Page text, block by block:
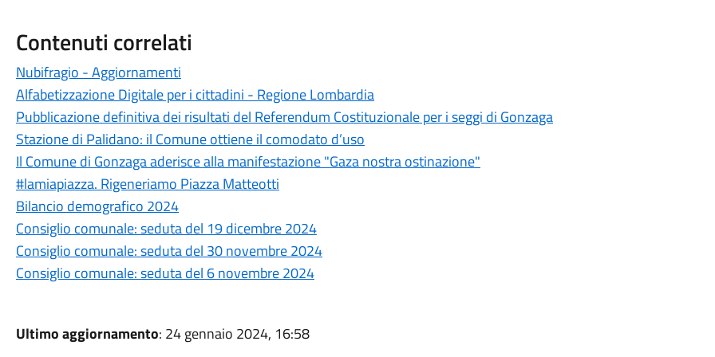
Contenuti correlati
Nubifragio - Aggiornamenti
Alfabetizzazione Digitale per i cittadini - Regione Lombardia
Pubblicazione definitiva dei risultati del Referendum Costituzionale per i seggi di Gonzaga
Stazione di Palidano: il Comune ottiene il comodato d’uso
Il Comune di Gonzaga aderisce alla manifestazione "Gaza nostra ostinazione"
#lamiapiazza. Rigeneriamo Piazza Matteotti
Bilancio demografico 2024
Consiglio comunale: seduta del 19 dicembre 2024
Consiglio comunale: seduta del 30 novembre 2024
Consiglio comunale: seduta del 6 novembre 2024
Ultimo aggiornamento: 24 gennaio 2024, 16:58